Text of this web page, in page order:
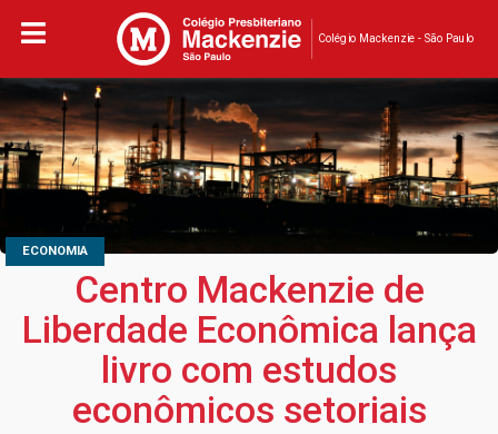
Colégio Mackenzie - São Paulo
ECONOMIA
Centro Mackenzie de
Liberdade Econômica lança
livro com estudos
econômicos setoriais